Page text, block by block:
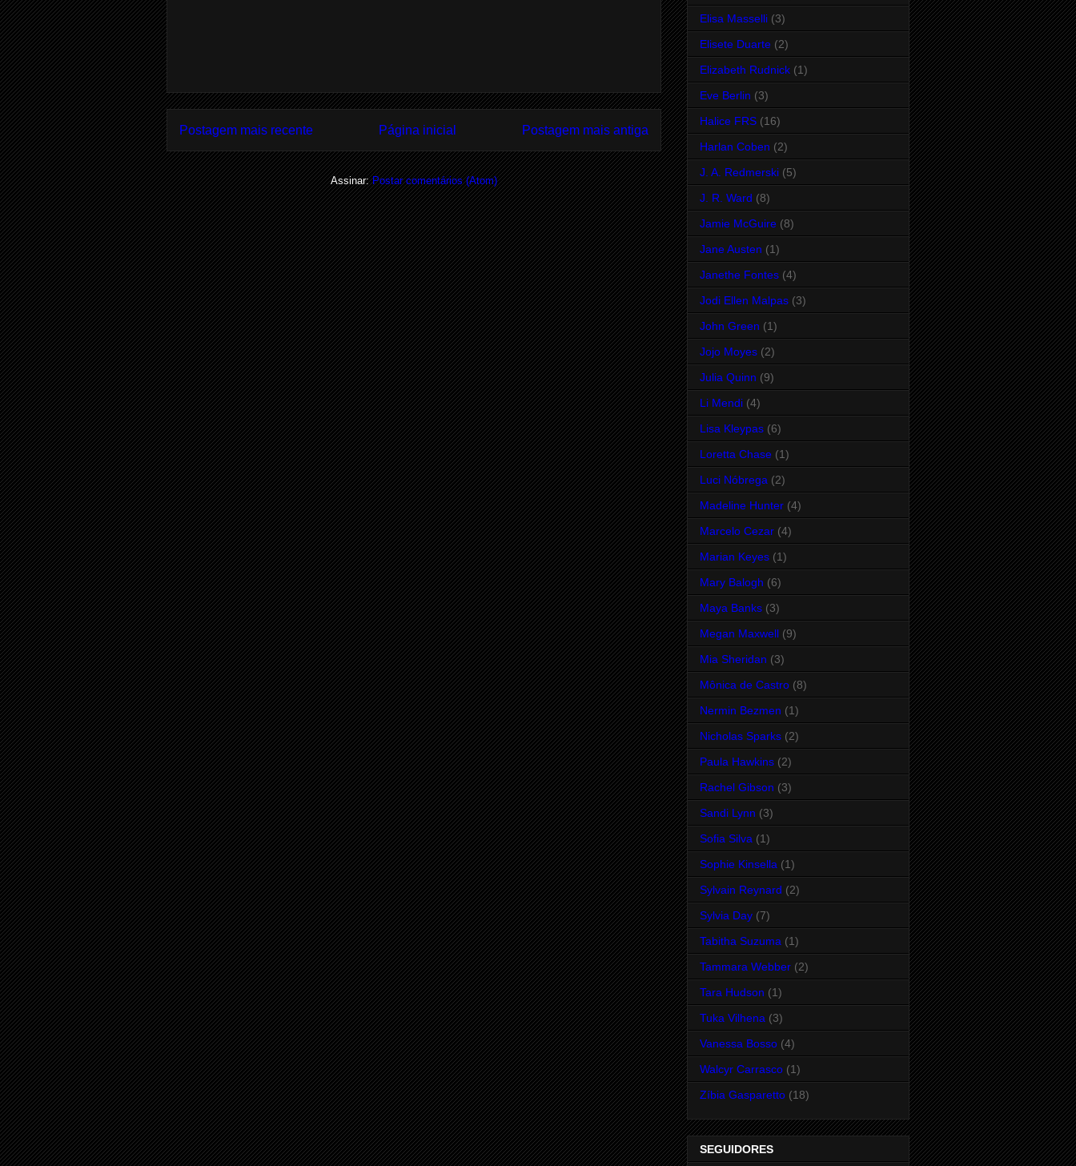
Postagem mais recente Postagem mais antiga
Página inicial
Assinar:Postar comentários (Atom)
Elisa Masselli (3)
Elisete Duarte (2)
Elizabeth Rudnick (1)
Eve Berlin (3)
Halice FRS (16)
Harlan Coben (2)
J. A. Redmerski (5)
J. R. Ward (8)
Jamie McGuire (8)
Jane Austen (1)
Janethe Fontes (4)
Jodi Ellen Malpas (3)
John Green (1)
Jojo Moyes (2)
Julia Quinn (9)
Li Mendi (4)
Lisa Kleypas (6)
Loretta Chase (1)
Luci Nóbrega (2)
Madeline Hunter (4)
Marcelo Cezar (4)
Marian Keyes (1)
Mary Balogh (6)
Maya Banks (3)
Megan Maxwell (9)
Mia Sheridan (3)
Mônica de Castro (8)
Nermin Bezmen (1)
Nicholas Sparks (2)
Paula Hawkins (2)
Rachel Gibson (3)
Sandi Lynn (3)
Sofia Silva (1)
Sophie Kinsella (1)
Sylvain Reynard (2)
Sylvia Day (7)
Tabitha Suzuma (1)
Tammara Webber (2)
Tara Hudson (1)
Tuka Vilhena (3)
Vanessa Bosso (4)
Walcyr Carrasco (1)
Zíbia Gasparetto (18)
SEGUIDORES